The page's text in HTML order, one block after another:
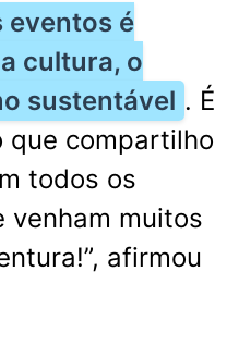
eventos é
cultura, o
sustentável . É
que compartilho
todos os
venham muitos
afirmou